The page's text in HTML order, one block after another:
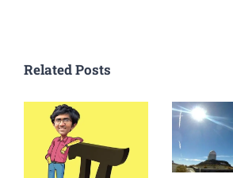
Related Posts